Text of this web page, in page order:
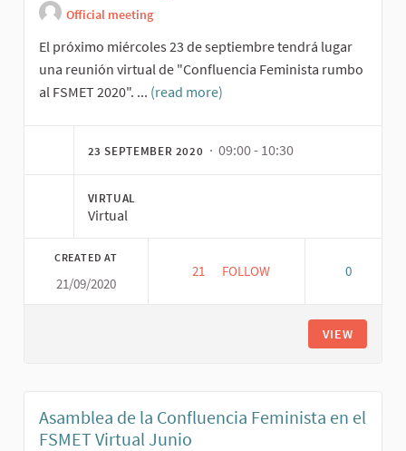
Official meeting
El próximo miércoles 23 de septiembre tendrá lugar
una reunión virtual de "Confluencia Feminista rumbo
al FSMET 2020". ... (read more)
23 SEPTEMBER 2020 · 09:00 - 10:30
VIRTUAL
Virtual
CREATED AT
21/09/2020
21 21 FOLLOWERS
FOLLOW 0
VIEW
Asamblea de la Confluencia Feminista en el
FSMET Virtual Junio